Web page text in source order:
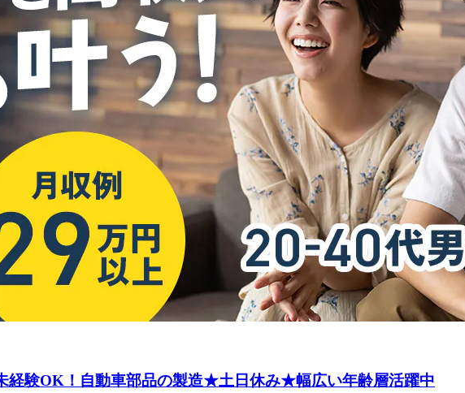
経験OK！自動車部品の製造★土日休み★幅広い年齢層活躍中